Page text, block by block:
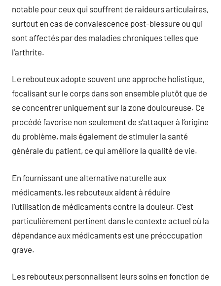
notable pour ceux qui souffrent de raideurs articulaires,
surtout en cas de convalescence post-blessure ou qui
sont affectés par des maladies chroniques telles que
l’arthrite.
Le rebouteux adopte souvent une approche holistique,
focalisant sur le corps dans son ensemble plutôt que de
se concentrer uniquement sur la zone douloureuse. Ce
procédé favorise non seulement de s’attaquer à l’origine
du problème, mais également de stimuler la santé
générale du patient, ce qui améliore la qualité de vie.
En fournissant une alternative naturelle aux
médicaments, les rebouteux aident à réduire
l’utilisation de médicaments contre la douleur. C’est
particulièrement pertinent dans le contexte actuel où la
dépendance aux médicaments est une préoccupation
grave.
Les rebouteux personnalisent leurs soins en fonction de